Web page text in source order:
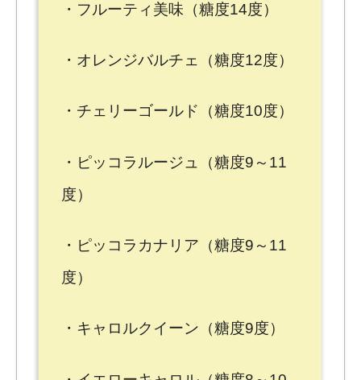
・フルーティ美味（糖度14度）
・オレンジバルチェ（糖度12度）
・チェリーゴールド（糖度10度）
・ピッコラルージュ（糖度9～11
度）
・ピッコラカナリア（糖度9～11
度）
・キャロルクイーン（糖度9度）